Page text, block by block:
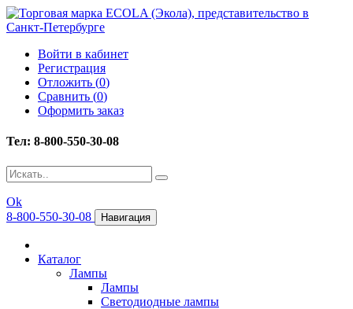
Войти в кабинет
Регистрация
Отложить (0)
Сравнить (0)
Оформить заказ
Тел: 8-800-550-30-08
Ok
8-800-550-30-08
Навигация
Каталог
Лампы
Лампы
Светодиодные лампы